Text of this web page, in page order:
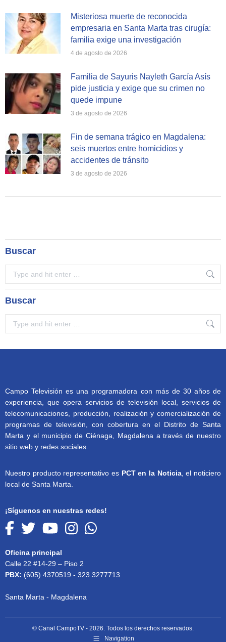
Misteriosa muerte de reconocida
empresaria en Santa Marta tras cirugía:
familia exige una investigación
4 de agosto de 2026
Familia de Sayuris Nayleth García Asís
pide justicia y exige que su crimen no
quede impune
3 de agosto de 2026
Fin de semana trágico en Magdalena:
seis muertos entre homicidios y
accidentes de tránsito
3 de agosto de 2026
Buscar
Buscar
Campo Televisión es una programadora con más de 30 años de
experiencia, que opera servicios de televisión local, servicios de
telecomunicaciones, producción, realización y comercialización de
programas de televisión, con cobertura en el Distrito de Santa
Marta y el municipio de Ciénaga, Magdalena a través de nuestro
sitio web y redes sociales.
Nuestro producto representativo es PCT en la Noticia, el noticiero
local de Santa Marta.
¡Síguenos en nuestras redes!
Oficina principal
Calle 22 #14-29 – Piso 2
PBX: (605) 4370519 - 323 3277713
Santa Marta - Magdalena
© Canal CampoTV - 2026. Todos los derechos reservados.
Navigation